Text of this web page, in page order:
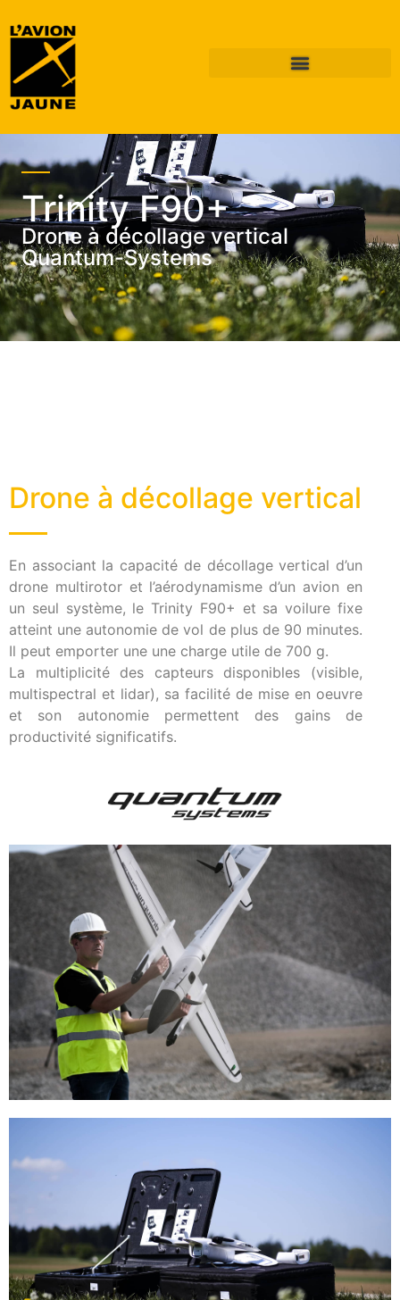
Trinity F90+
Drone à décollage vertical
Quantum-Systems
Drone à décollage vertical
En associant la capacité de décollage vertical d’un
drone multirotor et l’aérodynamisme d’un avion en
un seul système, le Trinity F90+ et sa voilure fixe
atteint une autonomie de vol de plus de 90 minutes.
Il peut emporter une une charge utile de 700 g.
La multiplicité des capteurs disponibles (visible,
multispectral et lidar), sa facilité de mise en oeuvre
et son autonomie permettent des gains de
productivité significatifs.